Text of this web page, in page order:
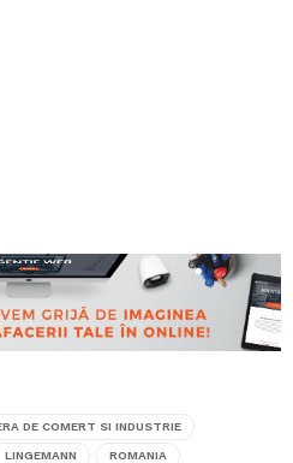
DE COMERT SI INDUSTRIE
LINGEMANN ROMANIA